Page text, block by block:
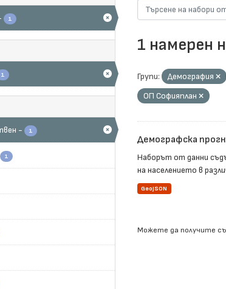
1
1
- 1
1
1 намерен
Групи: Демография
ОП Софияплан
Демографска
Наборът от данни
на населението в
GeoJSON
Можете да получите